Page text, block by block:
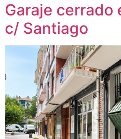
Garaje cerrado
c/ Santiago